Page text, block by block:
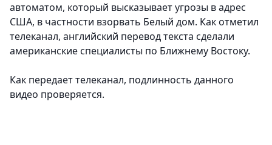
автоматом, который высказывает угрозы в адрес
США, в частности взорвать Белый дом. Как отметил
телеканал, английский перевод текста сделали
американские специалисты по Ближнему Востоку.
Как передает телеканал, подлинность данного
видео проверяется.